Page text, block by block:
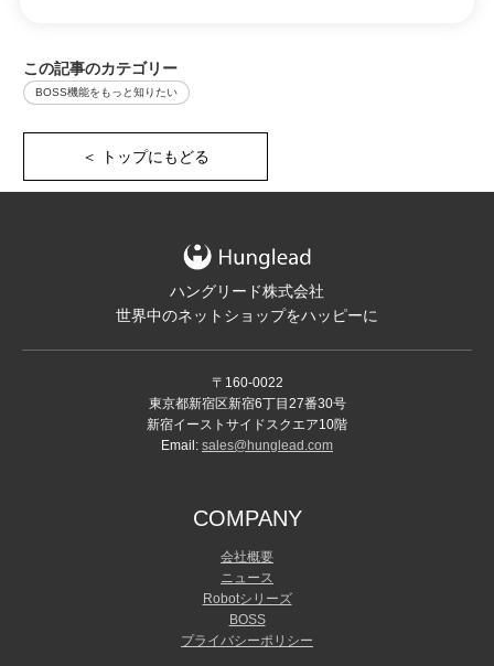
この記事のカテゴリー
BOSS機能をもっと知りたい
＜ トップにもどる
ハングリード株式会社
世界中のネットショップをハッピーに
〒160-0022
東京都新宿区新宿6丁目27番30号
新宿イーストサイドスクエア10階
Email: sales@hunglead.com
COMPANY
会社概要
ニュース
Robotシリーズ
BOSS
プライバシーポリシー